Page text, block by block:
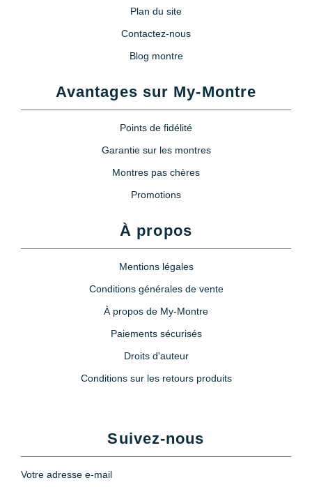
Plan du site
Contactez-nous
Blog montre
Avantages sur My-Montre
Points de fidélité
Garantie sur les montres
Montres pas chères
Promotions
À propos
Mentions légales
Conditions générales de vente
À propos de My-Montre
Paiements sécurisés
Droits d'auteur
Conditions sur les retours produits
Suivez-nous
Votre adresse e-mail